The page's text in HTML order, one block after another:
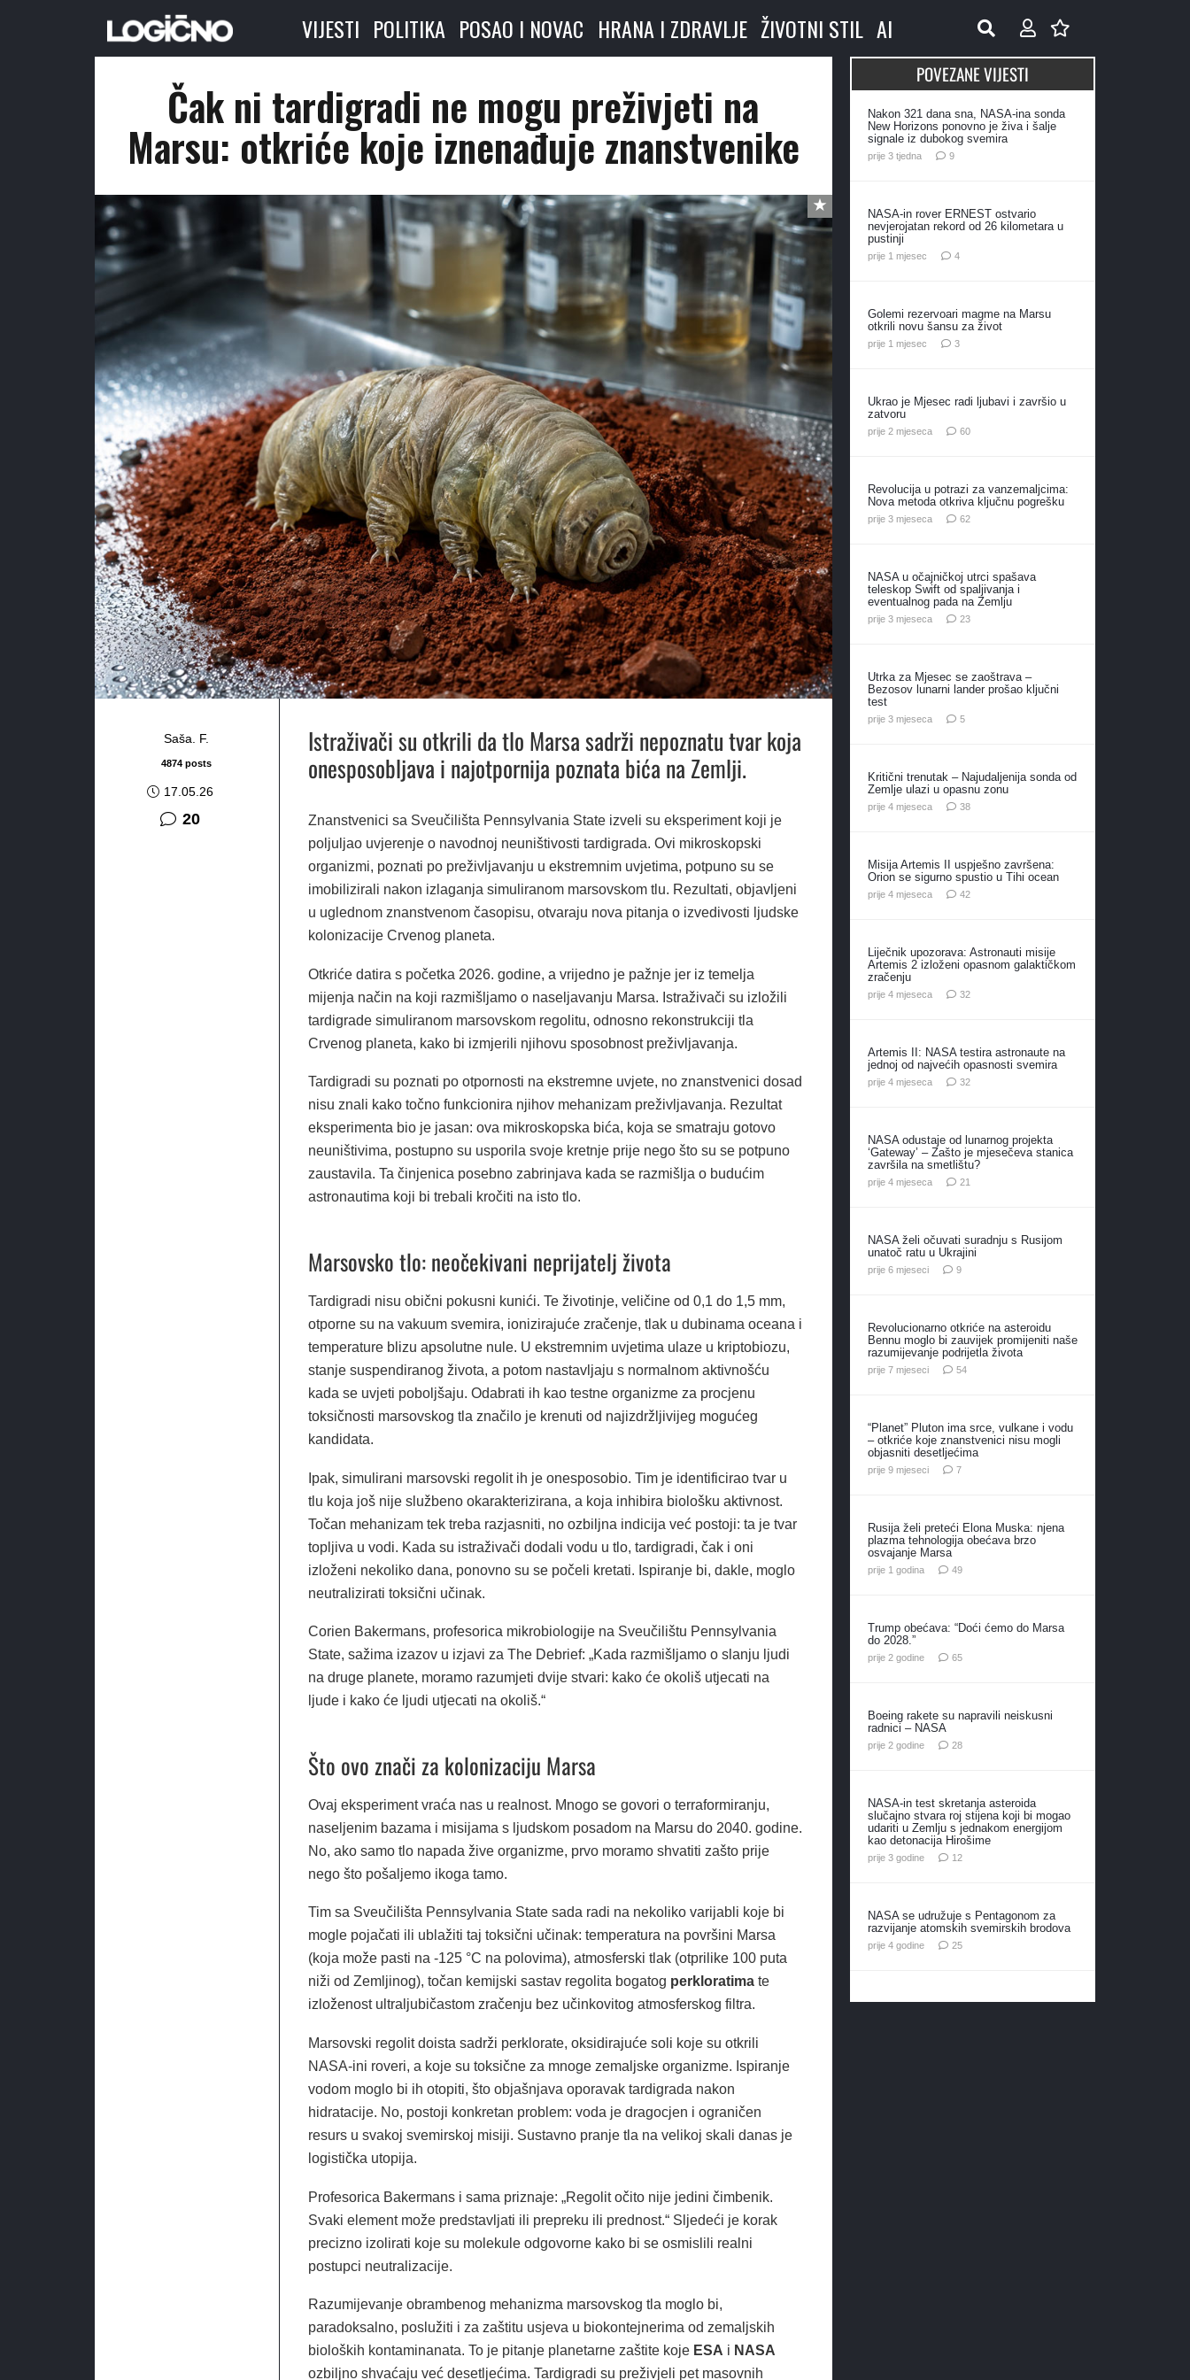
VIJESTI POLITIKA POSAO I NOVAC HRANA I ZDRAVLJE ŽIVOTNI STIL AI
Čak ni tardigradi ne mogu preživjeti na
Marsu: otkriće koje iznenađuje znanstvenike
Saša. F.
4874 posts
17.05.26
20komentara
Istraživači su otkrili da tlo Marsa sadrži nepoznatu tvar koja
onesposobljava i najotpornija poznata bića na Zemlji.
Znanstvenici sa Sveučilišta Pennsylvania State izveli su eksperiment koji je
poljuljao uvjerenje o navodnoj neuništivosti tardigrada. Ovi mikroskopski
organizmi, poznati po preživljavanju u ekstremnim uvjetima, potpuno su se
imobilizirali nakon izlaganja simuliranom marsovskom tlu. Rezultati, objavljeni
u uglednom znanstvenom časopisu, otvaraju nova pitanja o izvedivosti ljudske
kolonizacije Crvenog planeta.
Otkriće datira s početka 2026. godine, a vrijedno je pažnje jer iz temelja
mijenja način na koji razmišljamo o naseljavanju Marsa. Istraživači su izložili
tardigrade simuliranom marsovskom regolitu, odnosno rekonstrukciji tla
Crvenog planeta, kako bi izmjerili njihovu sposobnost preživljavanja.
Tardigradi su poznati po otpornosti na ekstremne uvjete, no znanstvenici dosad
nisu znali kako točno funkcionira njihov mehanizam preživljavanja. Rezultat
eksperimenta bio je jasan: ova mikroskopska bića, koja se smatraju gotovo
neuništivima, postupno su usporila svoje kretnje prije nego što su se potpuno
zaustavila. Ta činjenica posebno zabrinjava kada se razmišlja o budućim
astronautima koji bi trebali kročiti na isto tlo.
Marsovsko tlo: neočekivani neprijatelj života
Tardigradi nisu obični pokusni kunići. Te životinje, veličine od 0,1 do 1,5 mm,
otporne su na vakuum svemira, ionizirajuće zračenje, tlak u dubinama oceana i
temperature blizu apsolutne nule. U ekstremnim uvjetima ulaze u kriptobiozu,
stanje suspendiranog života, a potom nastavljaju s normalnom aktivnošću
kada se uvjeti poboljšaju. Odabrati ih kao testne organizme za procjenu
toksičnosti marsovskog tla značilo je krenuti od najizdržljivijeg mogućeg
kandidata.
Ipak, simulirani marsovski regolit ih je onesposobio. Tim je identificirao tvar u
tlu koja još nije službeno okarakterizirana, a koja inhibira biološku aktivnost.
Točan mehanizam tek treba razjasniti, no ozbiljna indicija već postoji: ta je tvar
topljiva u vodi. Kada su istraživači dodali vodu u tlo, tardigradi, čak i oni
izloženi nekoliko dana, ponovno su se počeli kretati. Ispiranje bi, dakle, moglo
neutralizirati toksični učinak.
Corien Bakermans, profesorica mikrobiologije na Sveučilištu Pennsylvania
State, sažima izazov u izjavi za The Debrief: „Kada razmišljamo o slanju ljudi
na druge planete, moramo razumjeti dvije stvari: kako će okoliš utjecati na
ljude i kako će ljudi utjecati na okoliš.“
Što ovo znači za kolonizaciju Marsa
Ovaj eksperiment vraća nas u realnost. Mnogo se govori o terraformiranju,
naseljenim bazama i misijama s ljudskom posadom na Marsu do 2040. godine.
No, ako samo tlo napada žive organizme, prvo moramo shvatiti zašto prije
nego što pošaljemo ikoga tamo.
Tim sa Sveučilišta Pennsylvania State sada radi na nekoliko varijabli koje bi
mogle pojačati ili ublažiti taj toksični učinak: temperatura na površini Marsa
(koja može pasti na -125 °C na polovima), atmosferski tlak (otprilike 100 puta
niži od Zemljinog), točan kemijski sastav regolita bogatog perkloratimate
izloženost ultraljubičastom zračenju bez učinkovitog atmosferskog filtra.
Marsovski regolit doista sadrži perklorate, oksidirajuće soli koje su otkrili
NASA-ini roveri, a koje su toksične za mnoge zemaljske organizme. Ispiranje
vodom moglo bi ih otopiti, što objašnjava oporavak tardigrada nakon
hidratacije. No, postoji konkretan problem: voda je dragocjen i ograničen
resurs u svakoj svemirskoj misiji. Sustavno pranje tla na velikoj skali danas je
logistička utopija.
Profesorica Bakermans i sama priznaje: „Regolit očito nije jedini čimbenik.
Svaki element može predstavljati ili prepreku ili prednost.“ Sljedeći je korak
precizno izolirati koje su molekule odgovorne kako bi se osmislili realni
postupci neutralizacije.
Razumijevanje obrambenog mehanizma marsovskog tla moglo bi,
paradoksalno, poslužiti i za zaštitu usjeva u biokontejnerima od zemaljskih
bioloških kontaminanata. To je pitanje planetarne zaštite koje ESA i NASA
ozbiljno shvaćaju već desetljećima. Tardigradi su preživjeli pet masovnih
POVEZANE VIJESTI
Nakon 321 dana sna, NASA-ina sonda
New Horizons ponovno je živa i šalje
signale iz dubokog svemira
prije 3 tjedna 9komentara
NASA-in rover ERNEST ostvario
nevjerojatan rekord od 26 kilometara u
pustinji
prije 1 mjesec 4komentara
Golemi rezervoari magme na Marsu
otkrili novu šansu za život
prije 1 mjesec 3komentara
Ukrao je Mjesec radi ljubavi i završio u
zatvoru
prije 2 mjeseca 60komentara
Revolucija u potrazi za vanzemaljcima:
Nova metoda otkriva ključnu pogrešku
prije 3 mjeseca 62komentara
NASA u očajničkoj utrci spašava
teleskop Swift od spaljivanja i
eventualnog pada na Zemlju
prije 3 mjeseca 23komentara
Utrka za Mjesec se zaoštrava –
Bezosov lunarni lander prošao ključni
test
prije 3 mjeseca 5komentara
Kritični trenutak – Najudaljenija sonda od
Zemlje ulazi u opasnu zonu
prije 4 mjeseca 38komentara
Misija Artemis II uspješno završena:
Orion se sigurno spustio u Tihi ocean
prije 4 mjeseca 42komentara
Liječnik upozorava: Astronauti misije
Artemis 2 izloženi opasnom galaktičkom
zračenju
prije 4 mjeseca 32komentara
Artemis II: NASA testira astronaute na
jednoj od najvećih opasnosti svemira
prije 4 mjeseca 32komentara
NASA odustaje od lunarnog projekta
‘Gateway’ – Zašto je mjesečeva stanica
završila na smetlištu?
prije 4 mjeseca 21
NASA želi očuvati suradnju s Rusijom
unatoč ratu u Ukrajini
prije 6 mjeseci 9komentara
Revolucionarno otkriće na asteroidu
Bennu moglo bi zauvijek promijeniti naše
razumijevanje podrijetla života
prije 7 mjeseci 54komentara
“Planet” Pluton ima srce, vulkane i vodu
– otkriće koje znanstvenici nisu mogli
objasniti desetljećima
prije 9 mjeseci 7komentara
Rusija želi preteći Elona Muska: njena
plazma tehnologija obećava brzo
osvajanje Marsa
prije 1 godina 49komentara
Trump obećava: “Doći ćemo do Marsa
do 2028.”
prije 2 godine 65komentara
Boeing rakete su napravili neiskusni
radnici – NASA
prije 2 godine 28komentara
NASA-in test skretanja asteroida
slučajno stvara roj stijena koji bi mogao
udariti u Zemlju s jednakom energijom
kao detonacija Hirošime
prije 3 godine 12komentara
NASA se udružuje s Pentagonom za
razvijanje atomskih svemirskih brodova
prije 4 godine 25komentara